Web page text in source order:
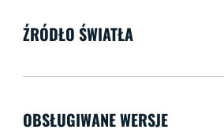
ŹRÓDŁO ŚWIATŁA
OBSŁUGIWANE WERSJE